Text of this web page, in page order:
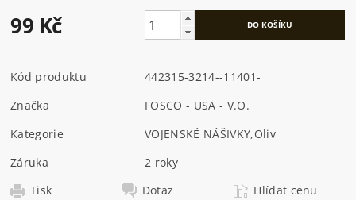
99 Kč
Kód produktu
442315-3214--11401-
Značka
FOSCO - USA - V.O.
Kategorie
VOJENSKÉ NÁŠIVKY,Oliv
Záruka
2 roky
Tisk
Dotaz
Hlídat cenu